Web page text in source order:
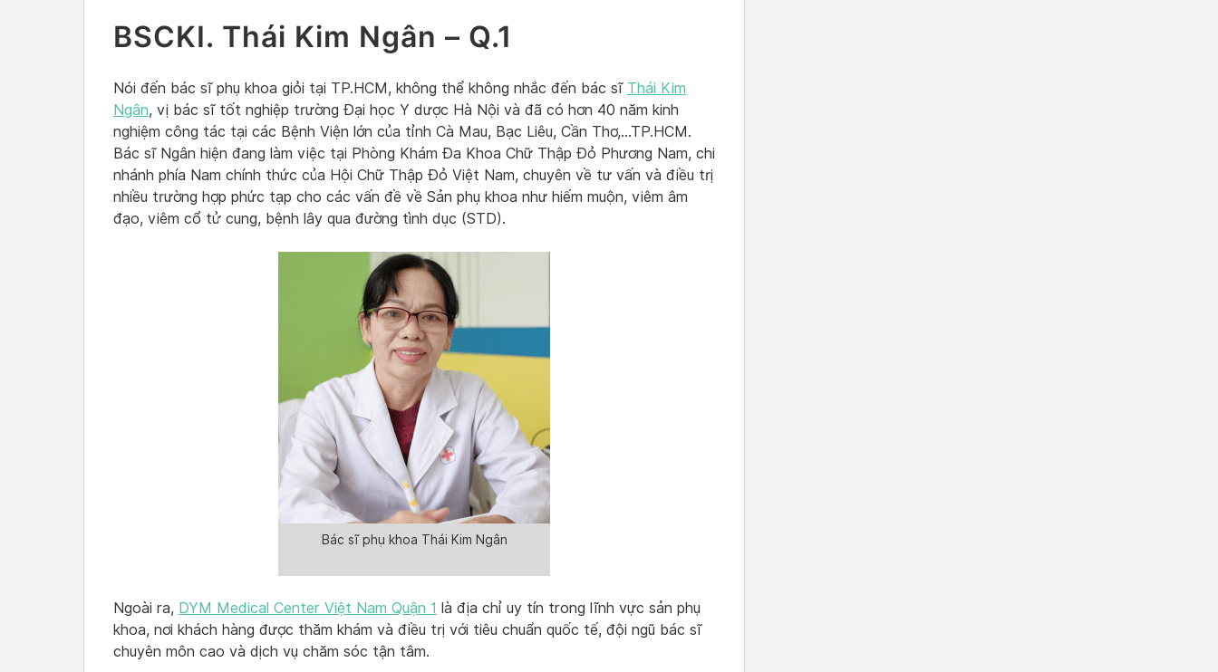
BSCKI. Thái Kim Ngân – Q.1
Nói đến bác sĩ phụ khoa giỏi tại TP.HCM, không thể không nhắc đến bác sĩ Thái Kim
Ngân, vị bác sĩ tốt nghiệp trường Đại học Y dược Hà Nội và đã có hơn 40 năm kinh
nghiệm công tác tại các Bệnh Viện lớn của tỉnh Cà Mau, Bạc Liêu, Cần Thơ,…TP.HCM.
Bác sĩ Ngân hiện đang làm việc tại Phòng Khám Đa Khoa Chữ Thập Đỏ Phương Nam, chi
nhánh phía Nam chính thức của Hội Chữ Thập Đỏ Việt Nam, chuyên về tư vấn và điều trị
nhiều trường hợp phức tạp cho các vấn đề về Sản phụ khoa như hiếm muộn, viêm âm
đạo, viêm cổ tử cung, bệnh lây qua đường tình dục (STD).
Bác sĩ phụ khoa Thái Kim Ngân
Ngoài ra, DYM Medical Center Việt Nam Quận 1 là địa chỉ uy tín trong lĩnh vực sản phụ
khoa, nơi khách hàng được thăm khám và điều trị với tiêu chuẩn quốc tế, đội ngũ bác sĩ
chuyên môn cao và dịch vụ chăm sóc tận tâm.